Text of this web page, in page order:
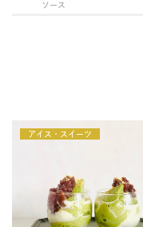
ソース
アイス・スイーツ